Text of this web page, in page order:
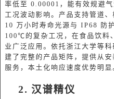
率低至 0.00001，能有效规避
工况波动影响。产品支持管道
10 万小时寿命光源与 IP68 防
100℃的复杂工况，在食品饮料
业广泛应用。依托浙江大学等
建了完整的产品矩阵，提供从
服务，本土化响应速度优势明显
2. 汉谱精仪